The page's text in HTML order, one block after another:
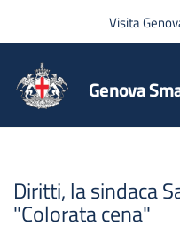
Salta al
Visita
Genova
Diritti, la sindaca
"Colorata cena"